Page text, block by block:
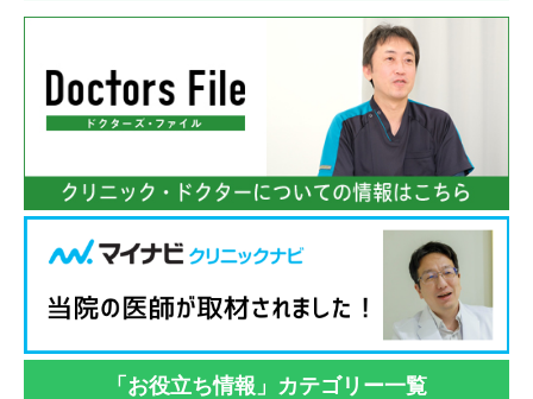
「お役立ち情報」カテゴリー一覧